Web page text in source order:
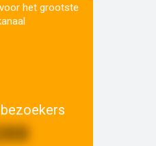
het grootste